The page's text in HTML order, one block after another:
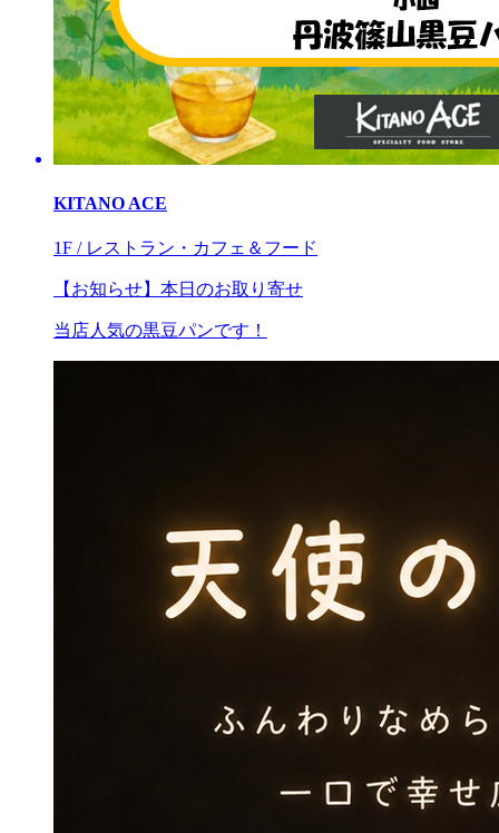
KITANO ACE
1F / レストラン・カフェ＆フード
【お知らせ】本日のお取り寄せ
当店人気の黒豆パンです！